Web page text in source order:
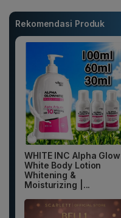
Rekomendasi Produk
WHITE INC Alpha Glow
White Body Lotion
Whitening &
Moisturizing |...